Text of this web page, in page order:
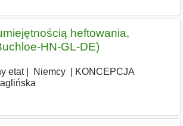
heftowania,
HN-GL-DE)
etat| Niemcy
KONCEPCJA